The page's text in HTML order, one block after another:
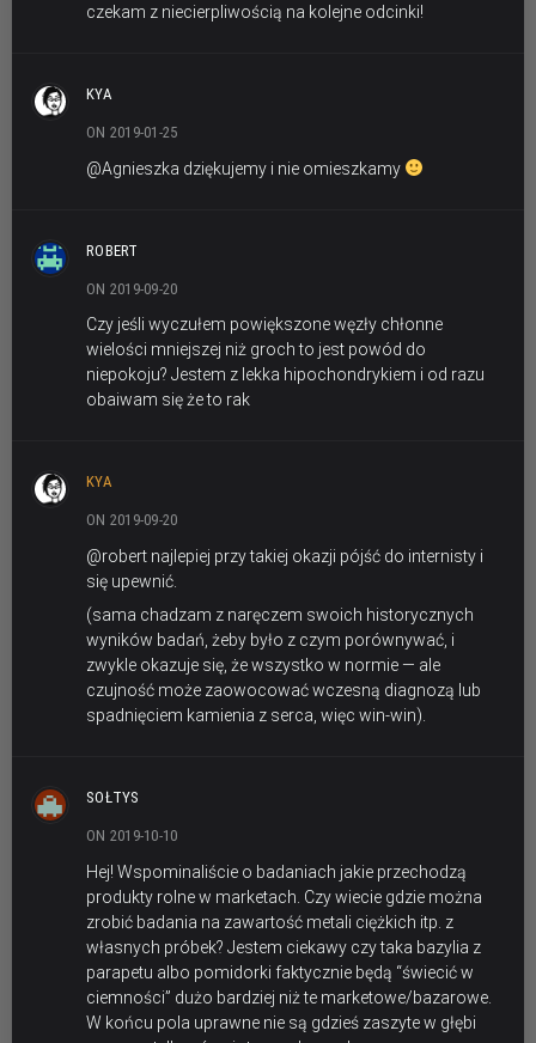
czekam z niecierpliwością na kolejne odcinki!
KYA
ON 2019-01-25
@Agnieszka dziękujemy i nie omieszkamy
ROBERT
ON 2019-09-20
Czy jeśli wyczułem powiększone węzły chłonne
wielości mniejszej niż groch to jest powód do
niepokoju? Jestem z lekka hipochondrykiem i od razu
obaiwam się że to rak
KYA
ON 2019-09-20
@robert najlepiej przy takiej okazji pójść do internisty i
się upewnić.
(sama chadzam z naręczem swoich historycznych
wyników badań, żeby było z czym porównywać, i
zwykle okazuje się, że wszystko w normie — ale
czujność może zaowocować wczesną diagnozą lub
spadnięciem kamienia z serca, więc win-win).
SOŁTYS
ON 2019-10-10
Hej! Wspominaliście o badaniach jakie przechodzą
produkty rolne w marketach. Czy wiecie gdzie można
zrobić badania na zawartość metali ciężkich itp. z
własnych próbek? Jestem ciekawy czy taka bazylia z
parapetu albo pomidorki faktycznie będą “świecić w
ciemności” dużo bardziej niż te marketowe/bazarowe.
W końcu pola uprawne nie są gdzieś zaszyte w głębi